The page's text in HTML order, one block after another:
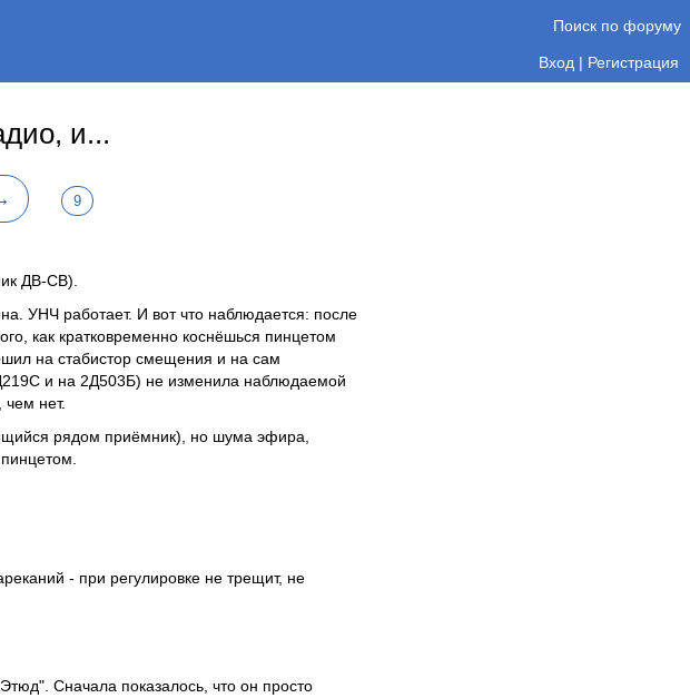
Поиск по форуму
Вход | Регистрация
и...
9
ДВ-СВ).
УНЧ работает. И вот что наблюдается: после
как кратковременно коснёшься пинцетом
на стабистор смещения и на сам
и на 2Д503Б) не изменила наблюдаемой
чем нет.
рядом приёмник), но шума эфира,
- при регулировке не трещит, не
Сначала показалось, что он просто